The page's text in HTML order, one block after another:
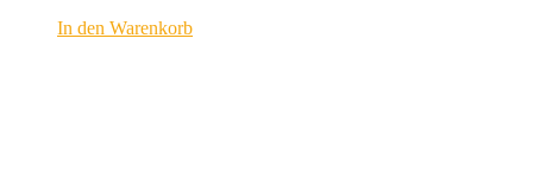
In den Warenkorb